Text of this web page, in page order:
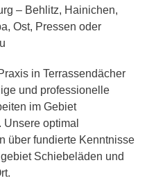
– Behlitz, Hainichen,
Ost, Pressen oder
in Terrassendächer
und professionelle
im Gebiet
optimal
über fundierte Kenntnisse
Schiebeläden und